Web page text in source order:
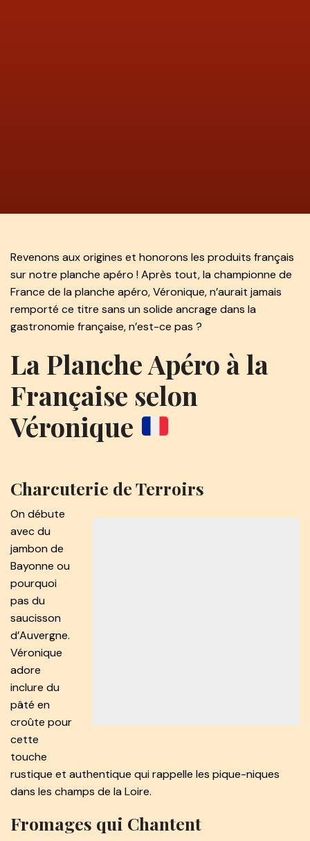
Revenons aux origines et honorons les produits français
sur notre planche apéro ! Après tout, la championne de
France de la planche apéro, Véronique, n’aurait jamais
remporté ce titre sans un solide ancrage dans la
gastronomie française, n’est-ce pas ?
La Planche Apéro à la
Française selon
Véronique
Charcuterie de Terroirs
On débute
avec du
jambon de
Bayonne ou
pourquoi
pas du
saucisson
d’Auvergne.
Véronique
adore
inclure du
pâté en
croûte pour
cette
touche
rustique et authentique qui rappelle les pique-niques
dans les champs de la Loire.
Fromages qui Chantent